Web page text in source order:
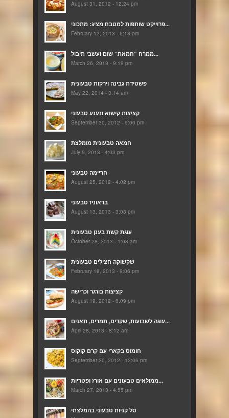
August 31, 2012 - 12:24 pm
פרוייקט שותפות למטבח מציג: מתכוני...
February 12, 2013 - 5:13 pm
ממרח “חמאת” שום ועשבי תיבול...
March 26, 2013 - 9:19 pm
פשטידת גבינה וירקות טבעונית
May 22, 2014 - 3:14 am
קציצות קישוא ונענע טבעוני
September 30, 2012 - 9:00 pm
חמאה טבעונית מומלצת
July 9, 2013 - 4:03 pm
חריימה טבעוני
August 25, 2012 - 4:02 pm
בראוניז טבעוני
August 13, 2013 - 3:03 pm
עוגת קשת בענן טבעונית
October 28, 2013 - 1:08 am
שקשוקה חצילים טבעונית
February 18, 2013 - 9:06 pm
קציצות בורגר וכרישה
August 19, 2012 - 6:09 pm
עוגה לשבועות, שקדים, תמרים, תאנים...
April 28, 2013 - 8:12 am
חומוס בקארי עם קרם קוקוס
September 20, 2012 - 12:06 pm
ממולאים טבעונים עם אורז ופטריות...
March 27, 2013 - 4:55 pm
סל קניות טבעוני בהמלצתי